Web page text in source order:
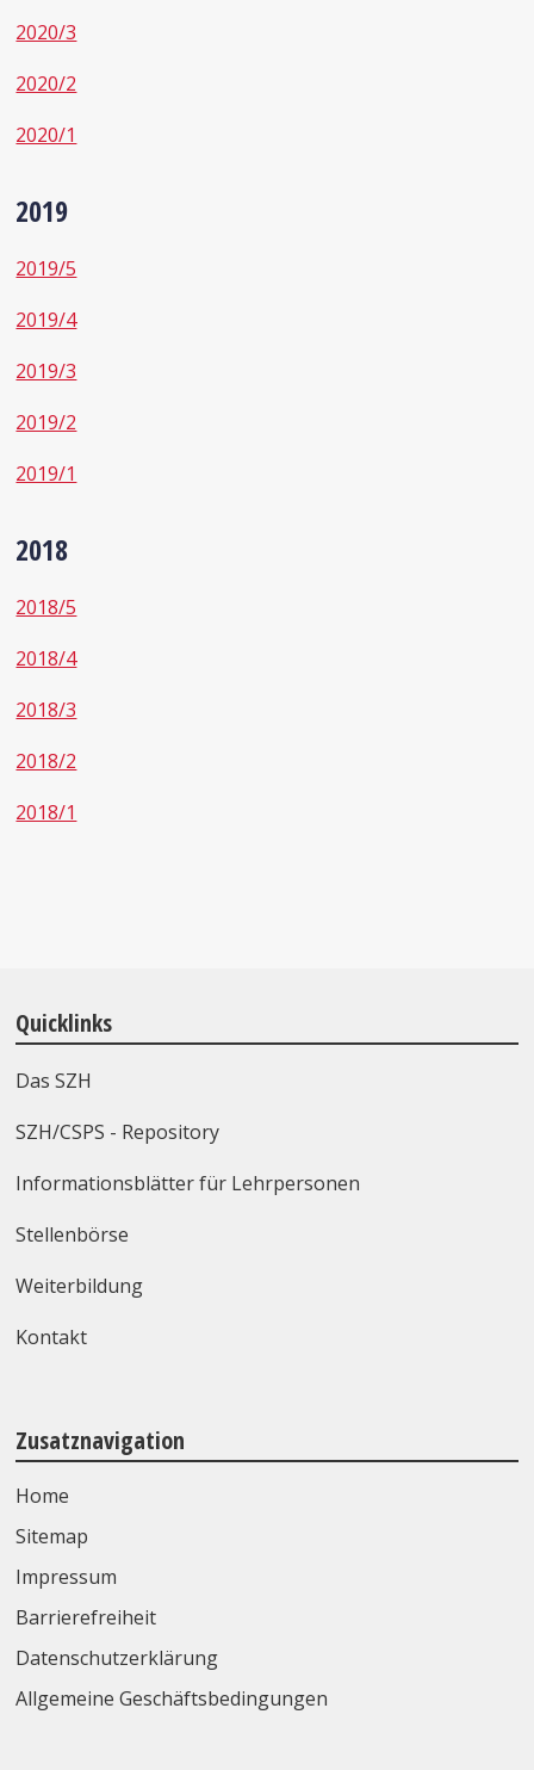
2020/3
2020/2
2020/1
2019
2019/5
2019/4
2019/3
2019/2
2019/1
2018
2018/5
2018/4
2018/3
2018/2
2018/1
Quicklinks
Das SZH
SZH/CSPS - Repository
Informationsblätter für Lehrpersonen
Stellenbörse
Weiterbildung
Kontakt
Zusatznavigation
Home
Sitemap
Impressum
Barrierefreiheit
Datenschutzerklärung
Allgemeine Geschäftsbedingungen